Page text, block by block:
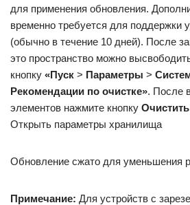
для применения обновления.
временно требуется для поддержки
(обычно в течение 10 дней). После
это пространство можно
кнопку «Пуск > Параметры >
Рекомендации по очистке». После
элементов нажмите кнопку Очистить
Открыть параметры хранилища
Обновление сжато для уменьшения
Примечание: Для устройств с